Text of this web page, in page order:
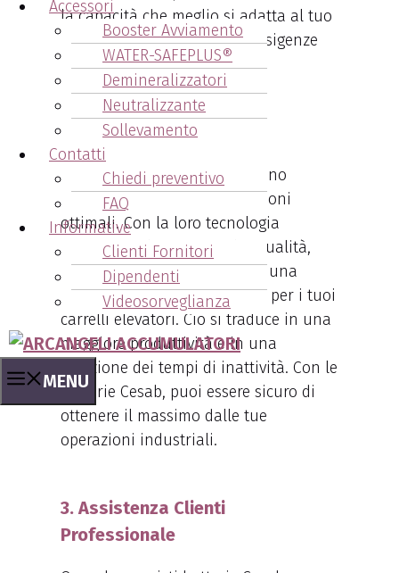
Accessori
Booster Avviamento
WATER-SAFEPLUS®
Demineralizzatori
Neutralizzante
Sollevamento
Contatti
Chiedi preventivo
FAQ
Informative
Clienti Fornitori
Dipendenti
Videosorveglianza
MENU
la capacità che meglio si adatta al tuo
carrello elevatore e alle tue esigenze
operative.
2. Prestazioni Ottimali
Le batterie di marca Cesab sono
progettate per offrire prestazioni
ottimali. Con la loro tecnologia
avanzata e il design di alta qualità,
queste batterie garantiscono una
potenza costante e affidabile per i tuoi
carrelli elevatori. Ciò si traduce in una
maggiore produttività e in una
riduzione dei tempi di inattività. Con le
batterie Cesab, puoi essere sicuro di
ottenere il massimo dalle tue
operazioni industriali.
3. Assistenza Clienti
Professionale